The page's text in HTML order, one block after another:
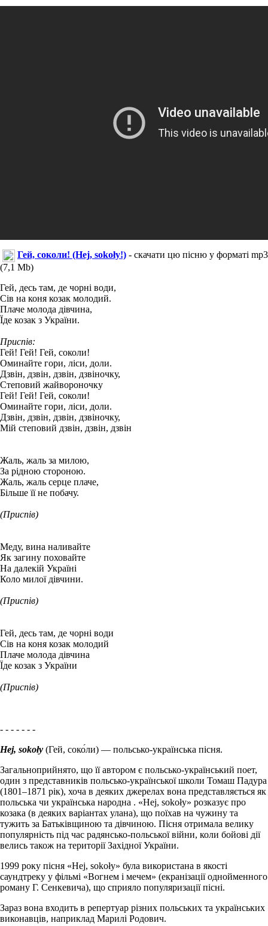
Гей, соколи! (Hej, sokoły!) - скачати цю пісню у форматі mp3
(7,1 Mb)
Гей, десь там, де чорні води,
Сів на коня козак молодий.
Плаче молода дівчина,
Їде козак з України.
Приспів:
Гей! Гей! Гей, соколи!
Оминайте гори, ліси, доли.
Дзвін, дзвін, дзвін, дзвіночку,
Степовий жайвороночку
Гей! Гей! Гей, соколи!
Оминайте гори, ліси, доли.
Дзвін, дзвін, дзвін, дзвіночку,
Мій степовий дзвін, дзвін, дзвін
Жаль, жаль за милою,
За рідною стороною.
Жаль, жаль серце плаче,
Більше її не побачу.
(Приспів)
Меду, вина наливайте
Як загину поховайте
На далекій Україні
Коло милої дівчини.
(Приспів)
Гей, десь там, де чорні води
Сів на коня козак молодий
Плаче молода дівчина
Їде козак з України
(Приспів)
- - - - - - -
Hej, sokoły (Гей, соко́ли) — польсько-українська пісня.
Загальноприйнято, що її автором є польсько-український поет,
один з представників польсько-української школи Томаш Падура
(1801–1871 рік), хоча в деяких джерелах вона представляється як
польська чи українська народна . «Hej, sokoły» розказує про
козака (в деяких варіантах улана), що поїхав на чужину та
тужить за Батьківщиною та дівчиною. Пісня отримала велику
популярність під час радянсько-польської війни, коли бойові дії
велись також на території Західної України.
1999 року пісня «Hej, sokoły» була використана в якості
саундтреку у фільмі «Вогнем і мечем» (екранізації однойменного
роману Г. Сенкевича), що сприяло популяризації пісні.
Зараз вона входить в репертуар різних польських та українських
виконавців, наприклад Марилі Родович.